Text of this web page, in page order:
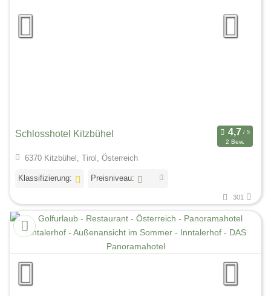
Schlosshotel Kitzbühel
2 Bew.
6370 Kitzbühel, Tirol, Österreich
Klassifizierung: Preisniveau:
301